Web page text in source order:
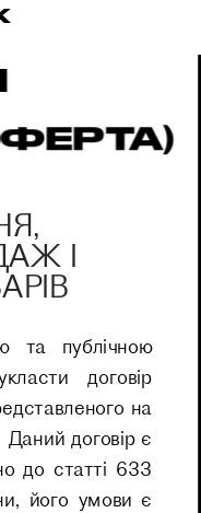
І
та публічною
договір
на
Даний договір є
до статті 633
його умови є